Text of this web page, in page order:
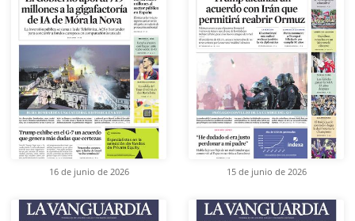
16 de junio de 2026 15 de junio de 2026